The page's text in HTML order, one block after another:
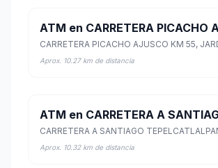
Aprox. 10.27 km de distancia
Aprox. 10.32 km de distancia